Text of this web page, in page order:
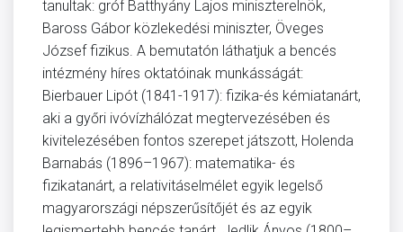
tanultak: gróf Batthyány Lajos miniszterelnök,
Baross Gábor közlekedési miniszter, Öveges
József fizikus. A bemutatón láthatjuk a bencés
intézmény híres oktatóinak munkásságát:
Bierbauer Lipót (1841-1917): fizika-és kémiatanárt,
aki a győri ivóvízhálózat megtervezésében és
kivitelezésében fontos szerepet játszott, Holenda
Barnabás (1896–1967): matematika- és
fizikatanárt, a relativitáselmélet egyik legelső
magyarországi népszerűsítőjét és az egyik